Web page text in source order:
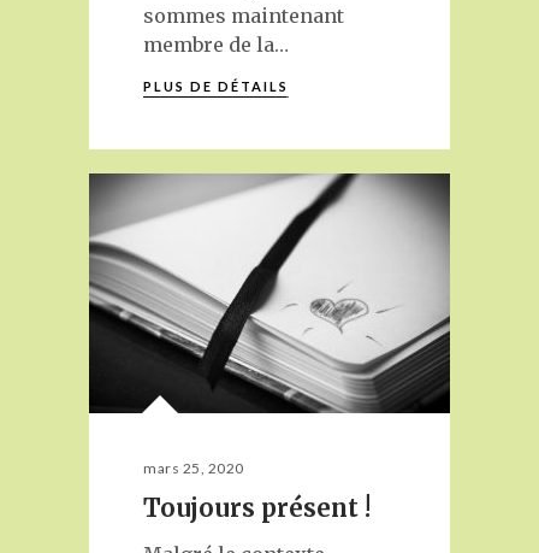
sommes maintenant
membre de la…
PLUS DE DÉTAILS
mars 25, 2020
Toujours présent !